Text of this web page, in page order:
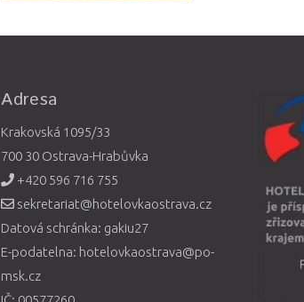
Adresa
Krakovská 1095/33
700 30 Ostrava-Hrabůvka
+420 596 716 755
sekretariat@hotelovkaostrava.cz
Datová schránka: gakiu27
E-podatelna: hotelovkaostrava@po-
msk.cz